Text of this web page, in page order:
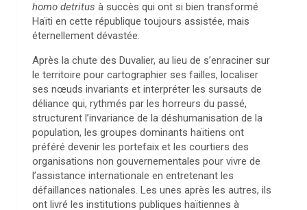
homo detritus à succès qui ont si bien transformé
Haïti en cette république toujours assistée, mais
éternellement dévastée.
Après la chute des Duvalier, au lieu de s’enraciner sur
le territoire pour cartographier ses failles, localiser
ses nœuds invariants et interpréter les sursauts de
déliance qui, rythmés par les horreurs du passé,
structurent l’invariance de la déshumanisation de la
population, les groupes dominants haïtiens ont
préféré devenir les portefaix et les courtiers des
organisations non gouvernementales pour vivre de
l’assistance internationale en entretenant les
défaillances nationales. Les unes après les autres, ils
ont livré les institutions publiques haïtiennes à